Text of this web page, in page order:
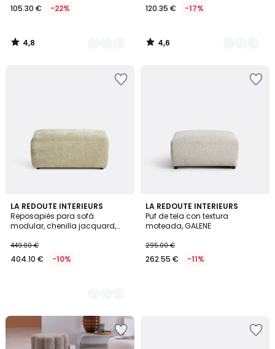
105.30 € -22%
4,8
/
120.35 € -17%
4,6
/
LA REDOUTE INTERIEURS
Reposapiés para sofá
modular, chenilla jacquard,
449.00 €
404.10 € -10%
3
Colores
LA REDOUTE INTERIEURS
Puf de tela con textura
moteada, GALENE
295.00 €
262.55 € -11%